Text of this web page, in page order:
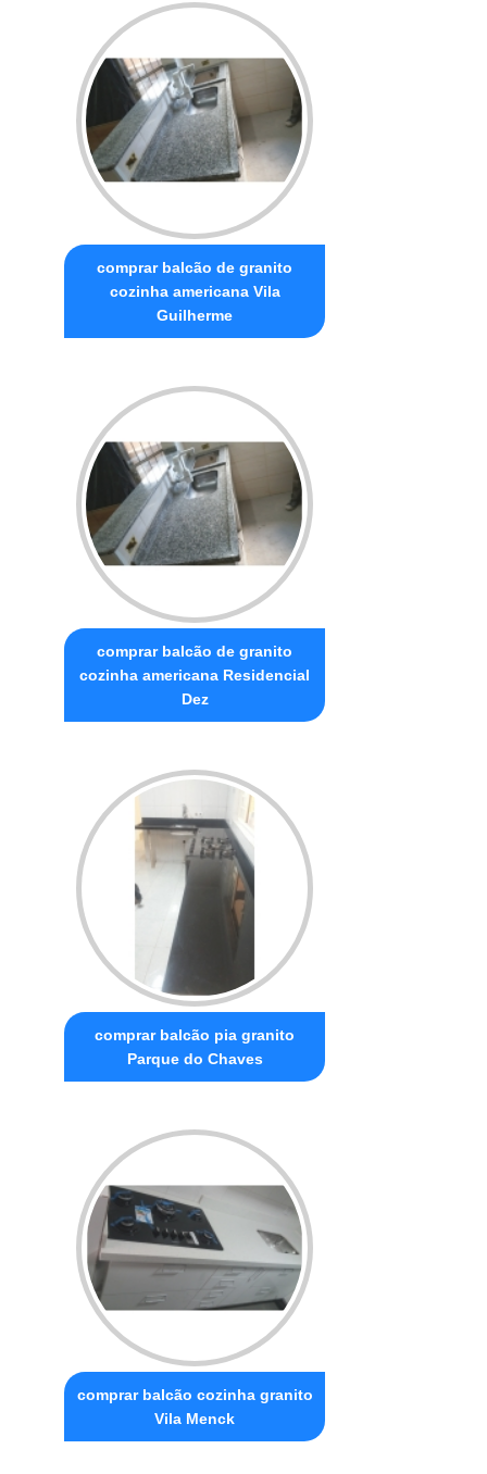
comprar balcão de granito
cozinha americana Vila
Guilherme
comprar balcão de granito
cozinha americana Residencial
Dez
comprar balcão pia granito
Parque do Chaves
comprar balcão cozinha granito
Vila Menck